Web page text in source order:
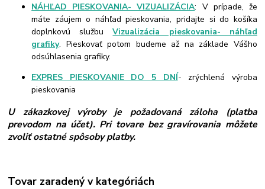
NÁHĽAD PIESKOVANIA- VIZUALIZÁCIA: V prípade, že
máte záujem o náhľad pieskovania, pridajte si do košíka
doplnkovú službuVizualizácia pieskovania- náhľad
grafiky. Pieskovať potom budeme až na základe Vášho
odsúhlasenia grafiky.
EXPRES PIESKOVANIE DO 5 DNÍ- zrýchlená výroba
pieskovania
U zákazkovej výroby je požadovaná záloha (platba
prevodom na účet). Pri tovare bez gravírovania môžete
zvoliť ostatné spôsoby platby.
Tovar zaradený v kategóriách